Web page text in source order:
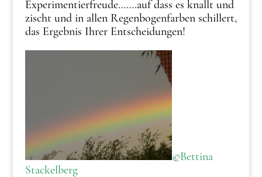
Experimentierfreude…….auf dass es knallt und
zischt und in allen Regenbogenfarben schillert,
das Ergebnis Ihrer Entscheidungen!
©Bettina
Stackelberg